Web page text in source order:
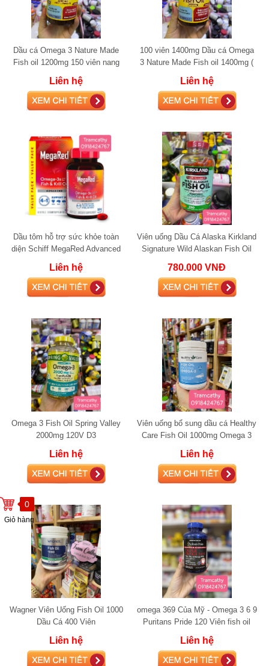
0
Giỏ hàng
Dầu cá Omega 3 Nature Made
Fish oil 1200mg 150 viên nang
mềm (360mg Omega-3)
Liên hệ
100 viên 1400mg Dầu cá Omega
3 Nature Made Fish oil 1400mg (
1000mg Omega-3)
Liên hệ
Dầu tôm hỗ trợ sức khỏe toàn
diện Schiff MegaRed Advanced
4in1 Omega-3 Fish + Krill Oil
Liên hệ
Viên uống Dầu Cá Alaska Kirkland
Signature Wild Alaskan Fish Oil
780.000 VNĐ
Omega 3 Fish Oil Spring Valley
2000mg 120V D3
Liên hệ
Viên uống bổ sung dầu cá Healthy
Care Fish Oil 1000mg Omega 3
400 viên
Liên hệ
Wagner Viên Uống Fish Oil 1000
Dầu Cá 400 Viên
Liên hệ
omega 369 Của Mỹ - Omega 3 6 9
Puritans Pride 120 Viên fish oil
Liên hệ